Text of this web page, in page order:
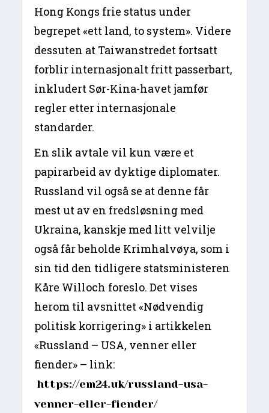
Hong Kongs frie status under
begrepet «ett land, to system». Videre
dessuten at Taiwanstredet fortsatt
forblir internasjonalt fritt passerbart,
inkludert Sør-Kina-havet jamfør
regler etter internasjonale
standarder.
En slik avtale vil kun være et
papirarbeid av dyktige diplomater.
Russland vil også se at denne får
mest ut av en fredsløsning med
Ukraina, kanskje med litt velvilje
også får beholde Krimhalvøya, som i
sin tid den tidligere statsministeren
Kåre Willoch foreslo. Det vises
herom til avsnittet «Nødvendig
politisk korrigering» i artikkelen
«Russland – USA, venner eller
fiender» – link:
https://em24.uk/russland-usa-
venner-eller-fiender/